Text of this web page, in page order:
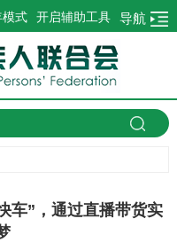
导航
开启辅助工具
模式
车”，通过直播带货实